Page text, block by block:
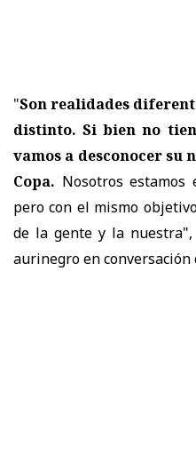
"Son realidades
distinto. Si bien no
vamos a desconocer su
Copa. Nosotros estamos
pero con el mismo
de la gente y la nuestra
aurinegro en conversación